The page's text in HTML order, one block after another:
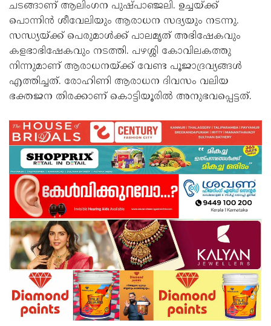
ചടങ്ങാണ് ആലിംഗന പുഷ്പാഞ്ജലി. ഉച്ചയ്ക്ക്
പൊന്നിൻ ശീവേലിയും ആരാധന സദ്യയും നടന്നു.
സന്ധ്യയ്ക്ക് പെരുമാൾക്ക് പാലമൃത് അഭിഷേകവും
കളഭാഭിഷേകവും നടത്തി. പഴശ്ശി കോവിലകത്തു
നിന്നുമാണ് ആരാധനയ്ക്ക് വേണ്ട പൂജാദ്രവ്യങ്ങൾ
എത്തിച്ചത്. രോഹിണി ആരാധന ദിവസം വലിയ
ഭക്തജന തിരക്കാണ് കൊട്ടിയൂരിൽ അനുഭവപ്പെട്ടത്.